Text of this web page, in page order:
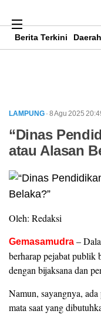
Berita Terkini Daerah
LAMPUNG · 8 Agu 2025
“Dinas
atau Alasan
Oleh: Redaksi
Gemasamudra –
berharap pejabat publik
dengan bijaksana dan
Namun, sayangnya,
mata saat yang